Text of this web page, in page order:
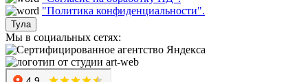
"Политика конфиденциальности".
Тула
Мы в социальных сетях: